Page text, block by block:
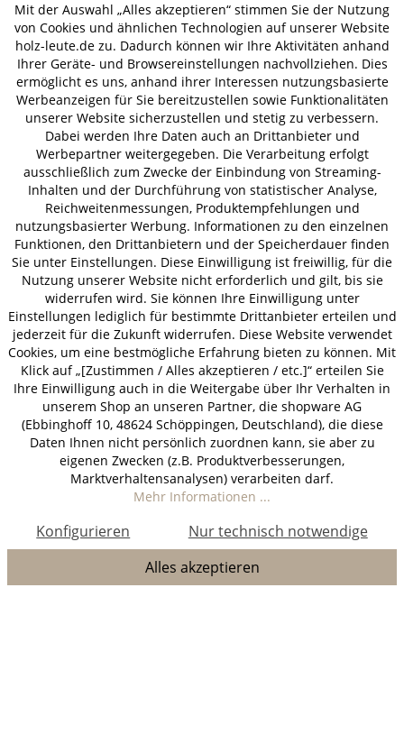
ZAHLUNGSARTEN
VERSAND
AGB Datenschutz
Impressum
© 2026 HOLZ-LEUTE
* Alle Preise inkl. gesetzl. Mehrwertsteuer zzgl.Versandkosten.
Mit der Auswahl „Alles akzeptieren“ stimmen Sie der Nutzung
von Cookies und ähnlichen Technologien auf unserer Website
holz-leute.de zu. Dadurch können wir Ihre Aktivitäten anhand
Ihrer Geräte- und Browsereinstellungen nachvollziehen. Dies
ermöglicht es uns, anhand ihrer Interessen nutzungsbasierte
Werbeanzeigen für Sie bereitzustellen sowie Funktionalitäten
unserer Website sicherzustellen und stetig zu verbessern.
Dabei werden Ihre Daten auch an Drittanbieter und
Werbepartner weitergegeben. Die Verarbeitung erfolgt
ausschließlich zum Zwecke der Einbindung von Streaming-
Inhalten und der Durchführung von statistischer Analyse,
Reichweitenmessungen, Produktempfehlungen und
nutzungsbasierter Werbung. Informationen zu den einzelnen
Funktionen, den Drittanbietern und der Speicherdauer finden
Sie unter Einstellungen. Diese Einwilligung ist freiwillig, für die
Nutzung unserer Website nicht erforderlich und gilt, bis sie
widerrufen wird. Sie können Ihre Einwilligung unter
Einstellungen lediglich für bestimmte Drittanbieter erteilen und
jederzeit für die Zukunft widerrufen. Diese Website verwendet
Cookies, um eine bestmögliche Erfahrung bieten zu können. Mit
Klick auf „[Zustimmen / Alles akzeptieren / etc.]“ erteilen Sie
Ihre Einwilligung auch in die Weitergabe über Ihr Verhalten in
unserem Shop an unseren Partner, die shopware AG
(Ebbinghoff 10, 48624 Schöppingen, Deutschland), die diese
Daten Ihnen nicht persönlich zuordnen kann, sie aber zu
eigenen Zwecken (z.B. Produktverbesserungen,
Marktverhaltensanalysen) verarbeiten darf.
Mehr Informationen ...
Nur technisch notwendige
Konfigurieren
Alles akzeptieren